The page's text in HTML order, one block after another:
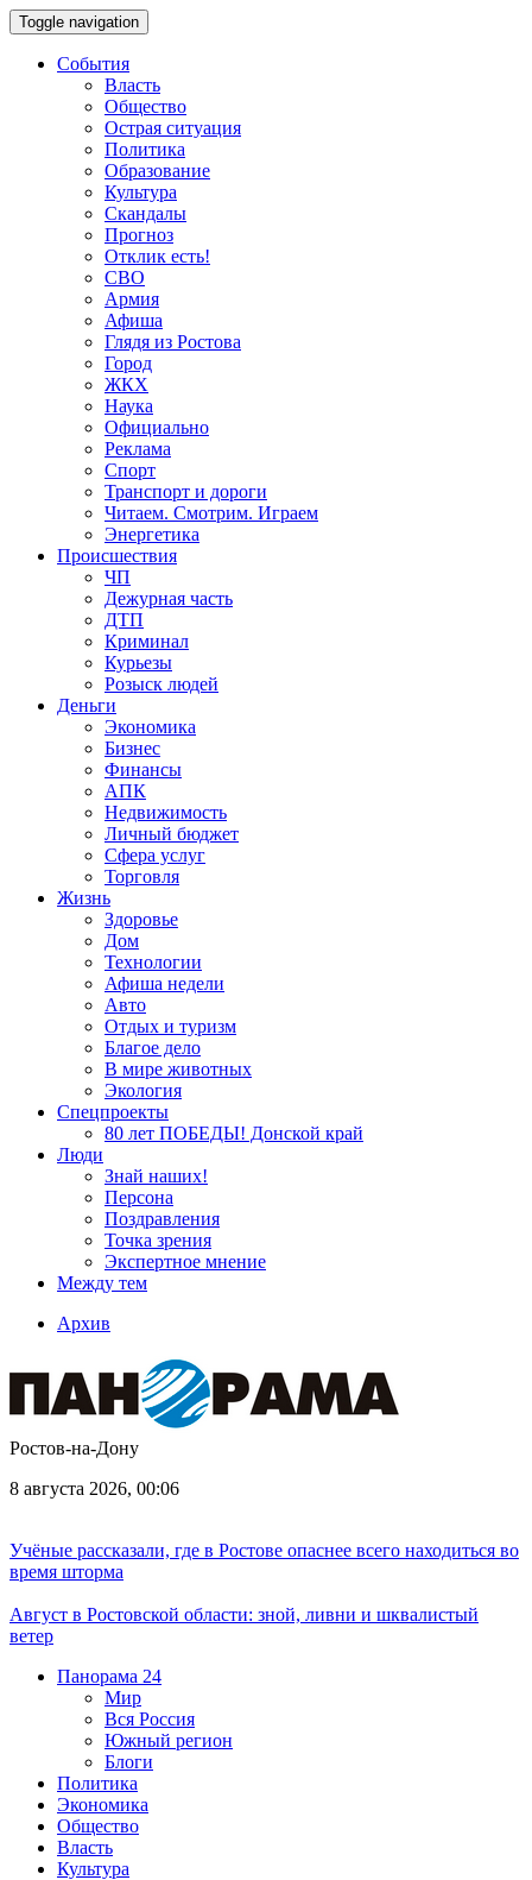
Toggle navigation
События
Власть
Общество
Острая ситуация
Политика
Образование
Культура
Скандалы
Прогноз
Отклик есть!
СВО
Армия
Афиша
Глядя из Ростова
Город
ЖКХ
Наука
Официально
Реклама
Спорт
Транспорт и дороги
Читаем. Смотрим. Играем
Энергетика
Происшествия
ЧП
Дежурная часть
ДТП
Криминал
Курьезы
Розыск людей
Деньги
Экономика
Бизнес
Финансы
АПК
Недвижимость
Личный бюджет
Сфера услуг
Торговля
Жизнь
Здоровье
Дом
Технологии
Афиша недели
Авто
Отдых и туризм
Благое дело
В мире животных
Экология
Спецпроекты
80 лет ПОБЕДЫ! Донской край
Люди
Знай наших!
Персона
Поздравления
Точка зрения
Экспертное мнение
Между тем
Архив
Ростов-на-Дону
8 августа 2026, 00:06
Учёные рассказали, где в Ростове опаснее всего находиться во
время шторма
Август в Ростовской области: зной, ливни и шквалистый
ветер
Панорама 24
Мир
Вся Россия
Южный регион
Блоги
Политика
Экономика
Общество
Власть
Культура